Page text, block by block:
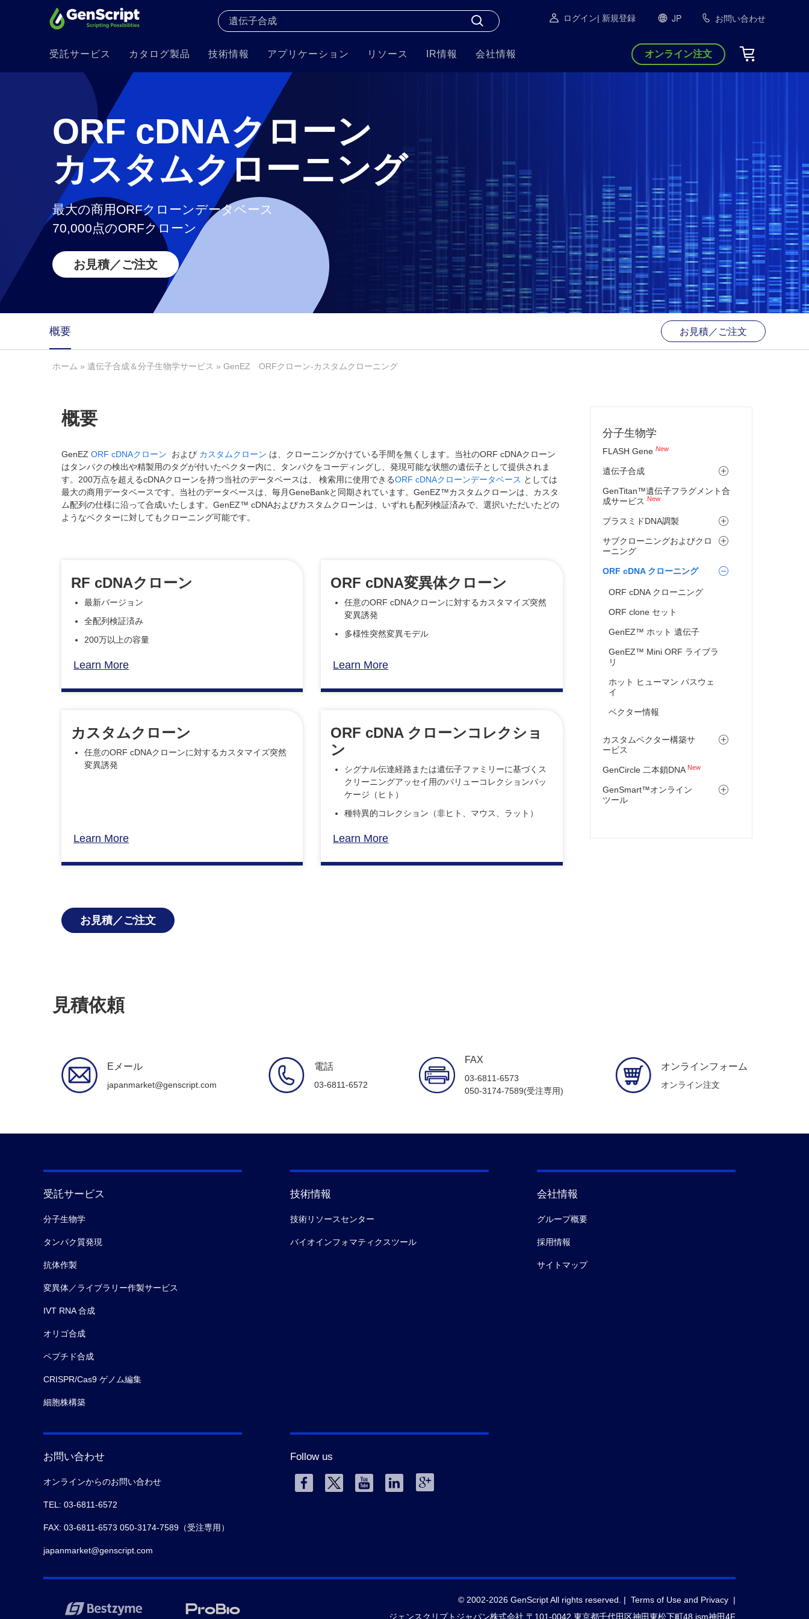
ログイン| 新規登録 JP お問い合わせ
受託サービス カタログ製品 技術情報 アプリケーション リソース IR情報 会社情報 オンライン注文
ORF cDNAクローン
カスタムクローニング
最大の商用ORFクローンデータベース
70,000点のORFクローン
お見積／ご注文
概要 お見積／ご注文
ホーム » 遺伝子合成＆分子生物学サービス » GenEZ ORFクローン-カスタムクローニング
概要
GenEZ ORF cDNAクローン および カスタムクローン は、クローニングかけている手間を無くします。当社のORF cDNAクローン
はタンパクの検出や精製用のタグが付いたベクター内に、タンパクをコーディングし、発現可能な状態の遺伝子として提供されま
す。200万点を超えるcDNAクローンを持つ当社のデータベースは、 検索用に使用できるORF cDNAクローンデータベース としては
最大の商用データベースです。当社のデータベースは、毎月GeneBankと同期されています。GenEZ™カスタムクローンは、カスタ
ム配列の仕様に沿って合成いたします。GenEZ™ cDNAおよびカスタムクローンは、いずれも配列検証済みで、選択いただいたどの
ようなベクターに対してもクローニング可能です。
RF cDNAクローン
最新バージョン
全配列検証済み
200万以上の容量
Learn More
ORF cDNA変異体クローン
任意のORF cDNAクローンに対するカスタマイズ突然
変異誘発
多様性突然変異モデル
Learn More
カスタムクローン
任意のORF cDNAクローンに対するカスタマイズ突然
変異誘発
Learn More
ORF cDNA クローンコレクショ
ン
シグナル伝達経路または遺伝子ファミリーに基づくス
クリーニングアッセイ用のバリューコレクションパッ
ケージ（ヒト）
種特異的コレクション（非ヒト、マウス、ラット）
Learn More
お見積／ご注文
分子生物学
FLASH Gene New
遺伝子合成
GenTitan™遺伝子フラグメント合
成サービス New
プラスミドDNA調製
サブクローニングおよびクロ
ーニング
ORF cDNA クローニング
ORF cDNA クローニング
ORF clone セット
GenEZ™ ホット 遺伝子
GenEZ™ Mini ORF ライブラ
リ
ホット ヒューマン パスウェ
イ
ベクター情報
カスタムベクター構築サ
ービス
GenCircle 二本鎖DNA New
GenSmart™オンライン
ツール
見積依頼
Eメール
japanmarket@genscript.com
電話
03-6811-6572
FAX
03-6811-6573
050-3174-7589(受注専用)
オンラインフォーム
オンライン注文
受託サービス
分子生物学
タンパク質発現
抗体作製
変異体／ライブラリー作製サービス
IVT RNA 合成
オリゴ合成
ペプチド合成
CRISPR/Cas9 ゲノム編集
細胞株構築
技術情報
技術リソースセンター
バイオインフォマティクスツール
会社情報
グループ概要
採用情報
サイトマップ
お問い合わせ
オンラインからのお問い合わせ
TEL: 03-6811-6572
FAX: 03-6811-6573 050-3174-7589（受注専用）
japanmarket@genscript.com
Follow us
© 2002-2026 GenScript All rights reserved. | Terms of Use and Privacy |
ジェンスクリプトジャパン株式会社 〒101-0042 東京都千代田区神田東松下町48 ism神田4F